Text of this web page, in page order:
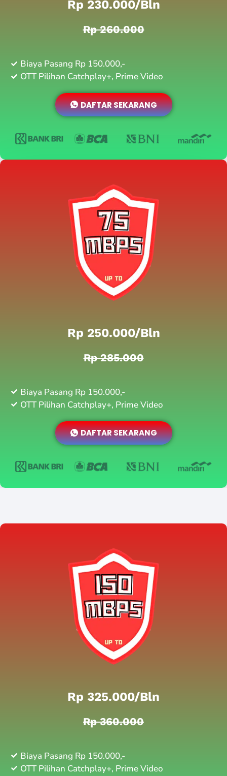
Rp 230.000/bln
Rp 260.000
Biaya Pasang Rp 150.000,-
OTT Pilihan Catchplay+, Prime Video
DAFTAR SEKARANG
Rp 250.000/bln
Rp 285.000
Biaya Pasang Rp 150.000,-
OTT Pilihan Catchplay+, Prime Video
DAFTAR SEKARANG
Rp 325.000/bln
Rp 360.000
Biaya Pasang Rp 150.000,-
OTT Pilihan Catchplay+, Prime Video